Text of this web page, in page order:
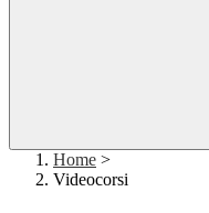
Home >
Videocorsi